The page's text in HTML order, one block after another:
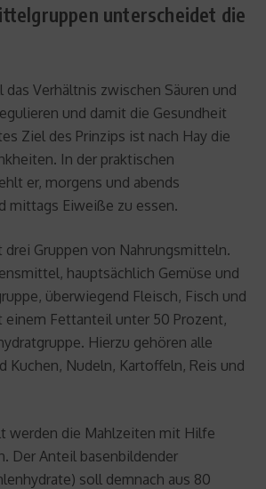
unterscheidet die
Verhältnis zwischen Säuren und
und damit die Gesundheit
Ziel des Prinzips ist nach Hay die
In der praktischen
er, morgens und abends
mittags Eiweiße zu essen.
drei Gruppen von Nahrungsmitteln.
hauptsächlich Gemüse und
überwiegend Fleisch, Fisch und
einem Fettanteil unter 50 Prozent,
Hierzu gehören alle
Kuchen, Nudeln, Kartoffeln, Reis und
werden die Mahlzeiten mit Hilfe
Der Anteil basenbildender
soll demnach aus 80